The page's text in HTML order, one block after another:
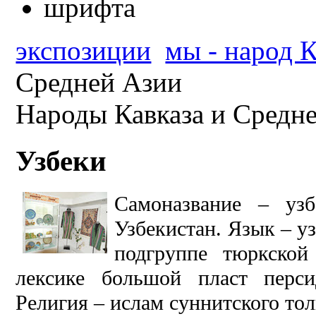
экспозиции мы - народ
Средней Азии
Народы Кавказа и
Узбеки
Самоназвание –
Узбекистан. Язык –
подгруппе
лексике большой пласт
Религия – ислам суннитского